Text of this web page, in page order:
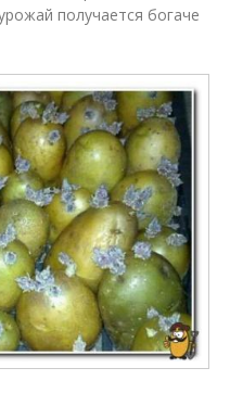
получается богаче